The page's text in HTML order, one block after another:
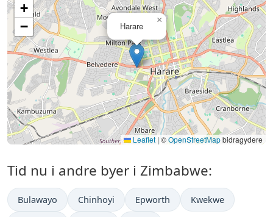
Harare
×
+
−
Leaflet | ©OpenStreetMapbidragydere
Tid nu i andre byer i Zimbabwe:
Bulawayo Chinhoyi Epworth Kwekwe